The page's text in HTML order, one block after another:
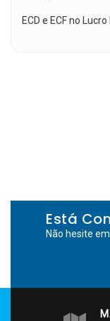
ECD e ECF no
Está
Não hesite